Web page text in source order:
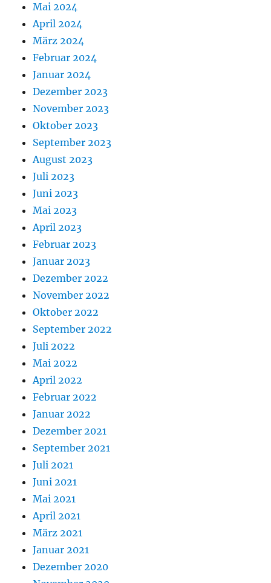
Mai 2024
April 2024
März 2024
Februar 2024
Januar 2024
Dezember 2023
November 2023
Oktober 2023
September 2023
August 2023
Juli 2023
Juni 2023
Mai 2023
April 2023
Februar 2023
Januar 2023
Dezember 2022
November 2022
Oktober 2022
September 2022
Juli 2022
Mai 2022
April 2022
Februar 2022
Januar 2022
Dezember 2021
September 2021
Juli 2021
Juni 2021
Mai 2021
April 2021
März 2021
Januar 2021
Dezember 2020